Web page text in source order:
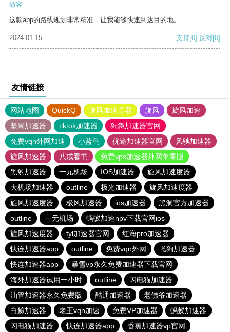
游客
这款app的路线规划非常精准，让我能够快速到达目的地。
2024-01-15 支持[0] 反对[0]
友情链接
网站地图 QuickQ 旋风加速度器 旋风
旋风加速
坚果加速器
tiktok加速器
狗急加速器官网
免费vqn外网加速
小蓝鸟 优途加速器官网
风驰加速器
旋风加速器
八戒看书
免费vps加速器外网苹果版
黑豹加速器
一元机场 IOS加速器
旋风加速度器
大机场加速器
outline 极光加速器
旋风加速度器
旋风加速度器
极风加速器 ios加速器
黑洞官方加速器
outline
一元机场
蚂蚁加速npv下载官网ios
旋风加速度器
tyl加速器官网
红海pro加速器
快连加速器app
outline 免费vqn外网
飞狗加速器
快连加速器app
暴雪vp永久免费加速器下载官网
海外加速器试用一小时
outline
闪电猫加速器
油管加速器永久免费版
酷通加速器
老佛爷加速器
白鲸加速器
老王vqn加速 免费VP加速器
蚂蚁加速器
闪电猫加速器
快连加速器app 香蕉加速器vp官网